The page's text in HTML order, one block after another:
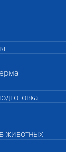
животных
на
цена
ваша цена
экспресс
2 800